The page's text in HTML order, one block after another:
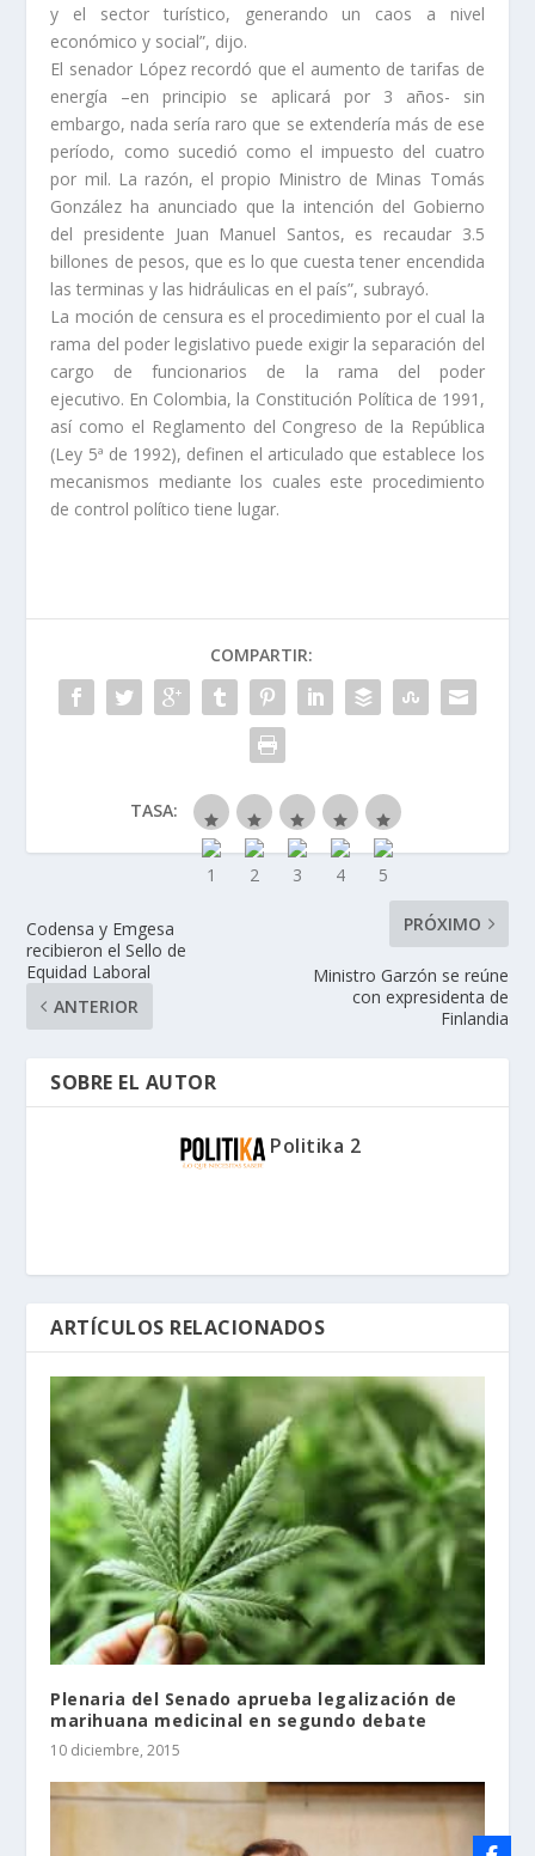
y el sector turístico, generando un caos a nivel
económico y social”, dijo.
El senador López recordó que el aumento de tarifas de
energía –en principio se aplicará por 3 años- sin
embargo, nada sería raro que se extendería más de ese
período, como sucedió como el impuesto del cuatro
por mil. La razón, el propio Ministro de Minas Tomás
González ha anunciado que la intención del Gobierno
del presidente Juan Manuel Santos, es recaudar 3.5
billones de pesos, que es lo que cuesta tener encendida
las terminas y las hidráulicas en el país”, subrayó.
La moción de censura es el procedimiento por el cual la
rama del poder legislativo puede exigir la separación del
cargo de funcionarios de la rama del poder
ejecutivo. En Colombia, la Constitución Política de 1991,
así como el Reglamento del Congreso de la República
(Ley 5ª de 1992), definen el articulado que establece los
mecanismos mediante los cuales este procedimiento
de control político tiene lugar.
COMPARTIR:
TASA:
Codensa y Emgesa
recibieron el Sello de
Equidad Laboral
ANTERIOR
PRÓXIMO
Ministro Garzón se reúne
con expresidenta de
Finlandia
SOBRE EL AUTOR
Politika 2
ARTÍCULOS RELACIONADOS
Plenaria del Senado aprueba legalización de
marihuana medicinal en segundo debate
10 diciembre, 2015